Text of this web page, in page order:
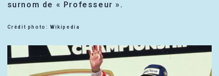
surnom de « Professeur ».
Crédit photo: Wikipedia